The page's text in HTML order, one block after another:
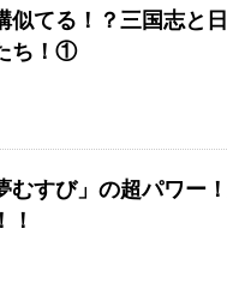
似てる！？三国志と
ち！①
むすび」の超パワー
！